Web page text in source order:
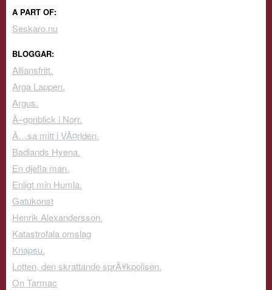
A PART OF:
Seskaro.nu
BLOGGAR:
Alliansfritt.
Arga Lappen.
Argus.
Ã–gonblick i Norr.
Ã…sa mitt i VÃ¤rlden.
Badlands Hyena.
En djefla man.
Enligt min Humla.
Gatukonst
Henrik Alexandersson.
Katastrofala omslag
Knapsu.
Lotten, den skrattande sprÃ¥kpolisen.
On Tarmac